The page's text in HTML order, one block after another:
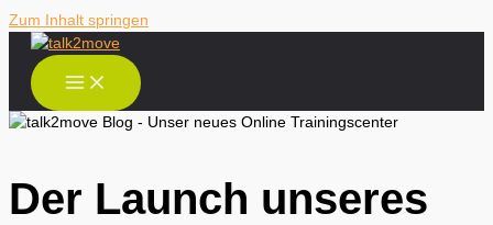
Zum Inhalt springen
Der Launch unseres